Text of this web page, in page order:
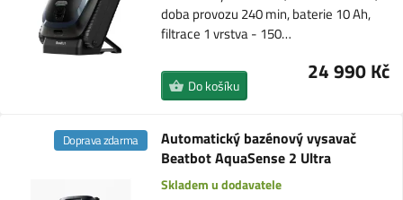
doba provozu 240 min, baterie 10 Ah,
filtrace 1 vrstva - 150…
24 990 Kč
Do košíku
Automatický bazénový vysavač
Beatbot AquaSense 2 Ultra
Doprava zdarma
Skladem u dodavatele